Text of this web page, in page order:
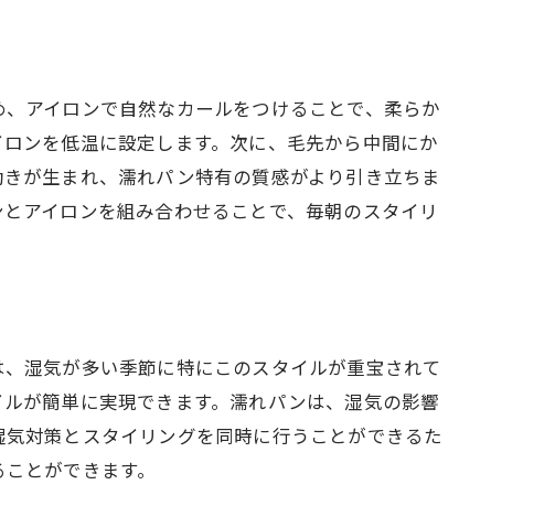
アイロンで自然なカールをつけることで、柔らか
ンを低温に設定します。次に、毛先から中間にか
が生まれ、濡れパン特有の質感がより引き立ちま
アイロンを組み合わせることで、毎朝のスタイリ
湿気が多い季節に特にこのスタイルが重宝されて
が簡単に実現できます。濡れパンは、湿気の影響
対策とスタイリングを同時に行うことができるた
とができます。